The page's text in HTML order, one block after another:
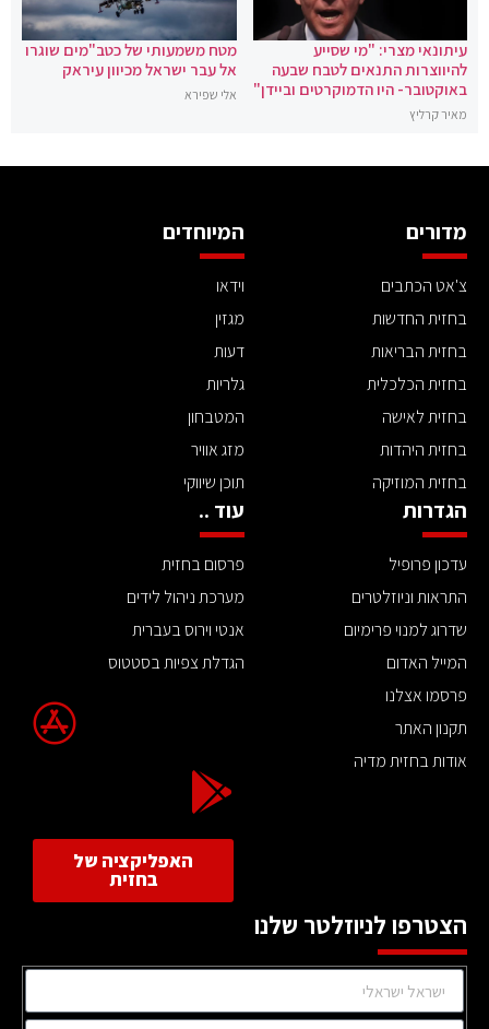
עיתונאי מצרי: "מי שסייע
להיווצרות התנאים לטבח שבעה
באוקטובר- היו הדמוקרטים וביידן"
מאיר קרליץ
מטח משמעותי של כטב"מים שוגרו
אל עבר ישראל מכיוון עיראק
אלי שפירא
מדורים
צ'אט הכתבים
בחזית החדשות
בחזית הבריאות
בחזית הכלכלית
בחזית לאישה
בחזית היהדות
בחזית המוזיקה
המיוחדים
וידאו
מגזין
דעות
גלריות
המטבחון
מזג אוויר
תוכן שיווקי
הגדרות
עדכון פרופיל
התראות וניוזלטרים
שדרוג למנוי פרימיום
המייל האדום
פרסמו אצלנו
תקנון האתר
אודות בחזית מדיה
עוד ..
פרסום בחזית
מערכת ניהול לידים
אנטי וירוס בעברית
הגדלת צפיות בסטטוס
האפליקציה של
בחזית
הצטרפו לניוזלטר שלנו